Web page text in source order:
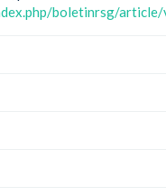
boletinrsg/